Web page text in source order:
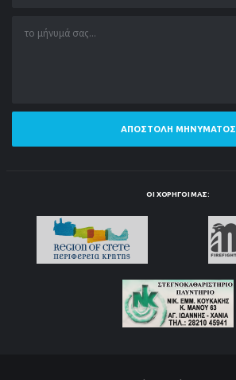
ΑΠΟΣΤΟΛΉ ΜΗΝΎΜΑΤΟΣ
ΟΙ ΧΟΡΗΓΟΊ ΜΑΣ: